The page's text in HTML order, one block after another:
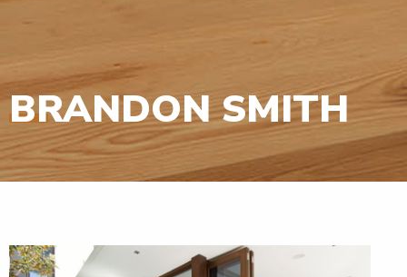
BRANDON SMITH